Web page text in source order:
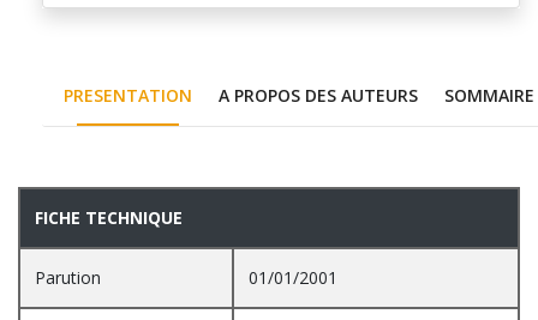
PRESENTATION A PROPOS DES AUTEURS SOMMAIRE
PRESENTATION
FICHE TECHNIQUE
Parution 01/01/2001